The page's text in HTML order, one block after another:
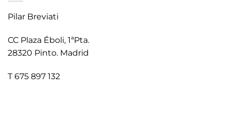
Pilar Breviati
CC Plaza Éboli, 1ªPta.
28320 Pinto. Madrid
T 675 897 132